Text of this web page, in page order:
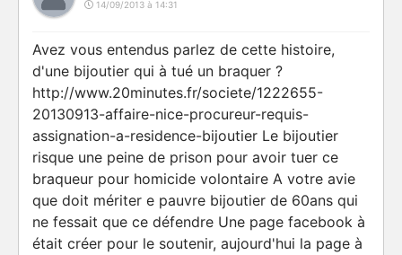
14/09/2013 à 14:31
Avez vous entendus parlez de cette histoire,
d'une bijoutier qui à tué un braquer ?
http://www.20minutes.fr/societe/1222655-
20130913-affaire-nice-procureur-requis-
assignation-a-residence-bijoutier Le bijoutier
risque une peine de prison pour avoir tuer ce
braqueur pour homicide volontaire A votre avie
que doit mériter e pauvre bijoutier de 60ans qui
ne fessait que ce défendre Une page facebook à
était créer pour le soutenir, aujourd'hui la page à